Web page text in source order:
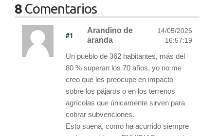
8 Comentarios
#1
Arandino de
aranda
14/05/2026
16:57:19
Un pueblo de 362 habitantes, más del
80 % superan los 70 años, yo no me
creo que les preocupe en impacto
sobre los pájaros o en los terrenos
agrícolas que únicamente sirven para
cobrar subvenciones.
Esto suena, como ha acurrido siempre